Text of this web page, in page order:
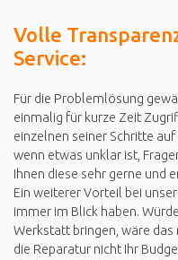
Volle
Service:
Für die Problemlösung
einmalig für kurze Zeit
einzelnen seiner Schritte
wenn etwas unklar ist,
Ihnen diese sehr gerne und
Ein weiterer Vorteil bei
immer im Blick haben.
Werkstatt bringen, wäre
die Reparatur nicht Ihr